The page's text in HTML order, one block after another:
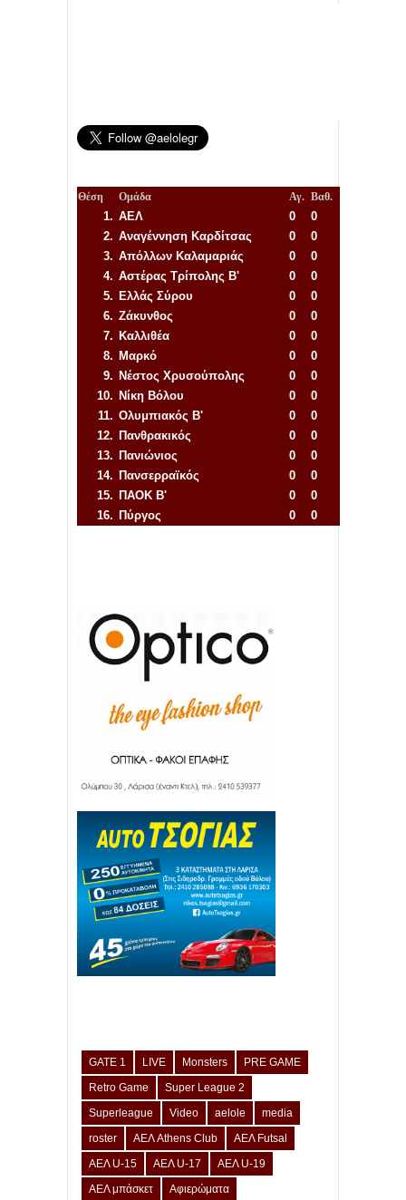
Θέση Ομάδα Αγ. Βαθ.
1. ΑΕΛ 0
0
2. Αναγέννηση Καρδίτσας 0
0
3. Απόλλων Καλαμαριάς 0
0
4. Αστέρας Τρίπολης Β' 0
0
5. Ελλάς Σύρου 0
0
6. Ζάκυνθος 0
0
7. Καλλιθέα 0
0
8. Μαρκό 0
0
9. Νέστος Χρυσούπολης 0
0
10. Νίκη Βόλου 0
0
11. Ολυμπιακός Β' 0
0
12. Πανθρακικός 0
0
13. Πανιώνιος 0
0
14. Πανσερραϊκός 0
0
15. ΠΑΟΚ Β' 0
0
16. Πύργος 0
0
GATE 1 LIVE Monsters
PRE GAME
Retro Game
Super League 2
Superleague
Video aelole
media
roster
ΑΕΛ Athens Club
ΑΕΛ Futsal
ΑΕΛ U-15
ΑΕΛ U-17
ΑΕΛ U-19
ΑΕΛ μπάσκετ
Αφιερώματα